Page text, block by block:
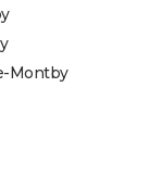
Montby